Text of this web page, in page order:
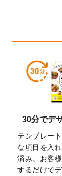
2026/5/28
2026/4/23
30分でデ
テンプレー
な項目を入
済み。お客
するだけで